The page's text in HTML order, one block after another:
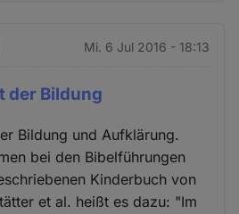
Mi. 6 Jul 2016 - 18:13
der Bildung
Bildung und Aufklärung.
bei den Bibelführungen
Kinderbuch von
et al. heißt es dazu: "Im